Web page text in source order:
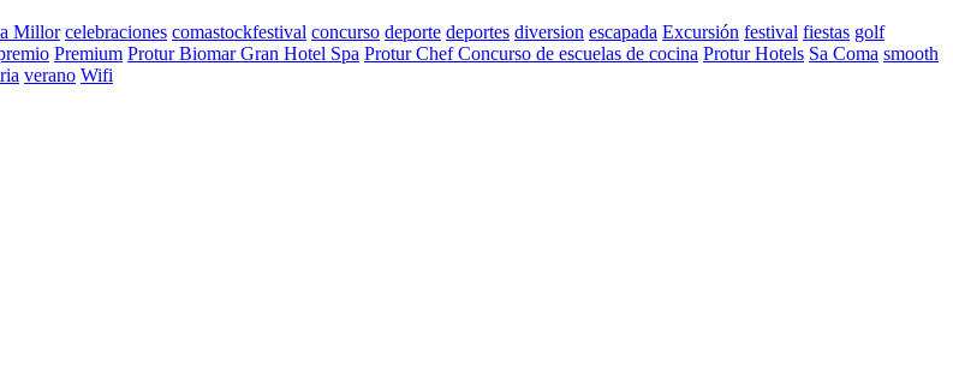
Millor celebraciones comastockfestival concurso deporte deportes diversion escapada Excursión festival fiestas golf
Premium Protur Biomar Gran Hotel Spa Protur Chef Concurso de escuelas de cocina Protur Hotels Sa Coma smooth
verano Wifi